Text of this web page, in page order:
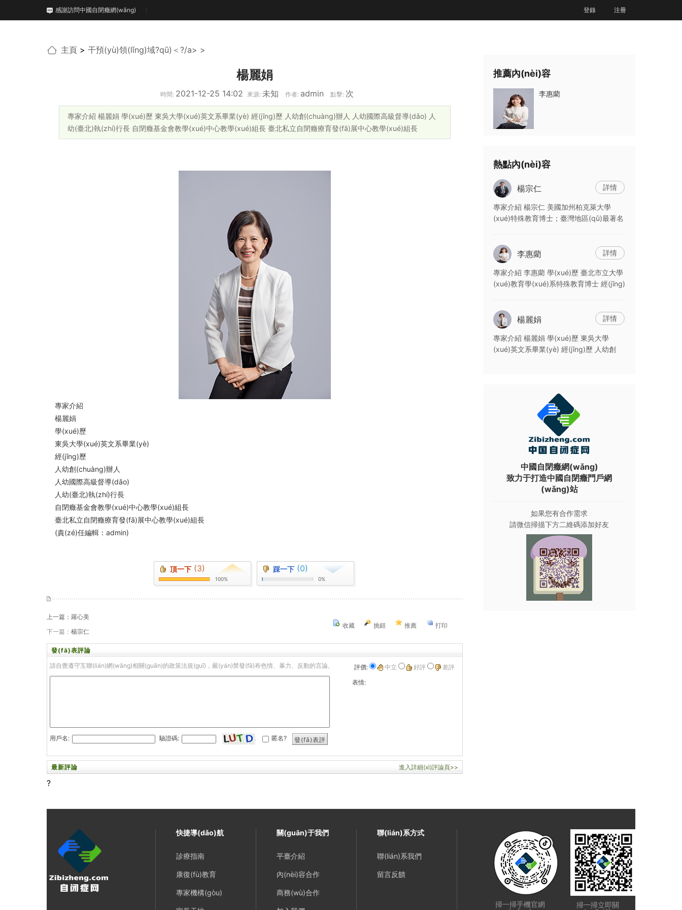
感謝訪問中國自閉癥網(wǎng) 登錄 注冊
主頁 > 干預(yù)領(lǐng)域?qū)＜?/a> >
楊麗娟
時間: 2021-12-25 14:02 來源: 未知 作者: admin 點擊: 次
專家介紹 楊麗娟 學(xué)歷 東吳大學(xué)英文系畢業(yè) 經(jīng)歷 人幼創(chuàng)辦人 人幼國際高級督導(dǎo) 人
幼(臺北)執(zhí)行長 自閉癥基金會教學(xué)中心教學(xué)組長 臺北私立自閉癥療育發(fā)展中心教學(xué)組長
專家介紹
楊麗娟
學(xué)歷
東吳大學(xué)英文系畢業(yè)
經(jīng)歷
人幼創(chuàng)辦人
人幼國際高級督導(dǎo)
人幼(臺北)執(zhí)行長
自閉癥基金會教學(xué)中心教學(xué)組長
臺北私立自閉癥療育發(fā)展中心教學(xué)組長
(責(zé)任編輯：admin)
頂一下 (3)
100%
踩一下 (0)
0%
上一篇： 羅心美
下一篇： 楊宗仁
收藏 挑錯 推薦 打印
發(fā)表評論
請自覺遵守互聯(lián)網(wǎng)相關(guān)的政策法規(guī)，嚴(yán)禁發(fā)布色情、暴力、反動的言論。
評價: 中立 好評
差評
表情:
用戶名: 驗證碼: 匿名?
發(fā)表評
最新評論
進入詳細(xì)評論頁>>
推薦內(nèi)容
李惠藺
熱點內(nèi)容
楊宗仁 詳情
專家介紹 楊宗仁 美國加州柏克萊大學
(xué)特殊教育博士；臺灣地區(qū)最著名
習(xí)、心智理論介入和生活文化介入的深
入研究，
李惠藺 詳情
專家介紹 李惠藺 學(xué)歷 臺北市立大學
(xué)教育學(xué)系特殊教育博士 經(jīng)
立教育大學(xué)兼任助理教授 臺北市特
殊教育學(xué)生鑒定
楊麗娟 詳情
專家介紹 楊麗娟 學(xué)歷 東吳大學
(xué)英文系畢業(yè) 經(jīng)歷 人幼創
療育發(fā)展中心教學(xué)組長
專家介紹 羅心美 學(xué)歷臺灣師范大學
(xué)特殊教育研究所碩士班 經(jīng)歷 人
幼(北京)校長 臺北市特殊教育輔導(dǎo)團
臺北市特殊教育評鑒委員 臺北市教育審議
委員會委員 臺北市西區(qū)特教資源中心
中國自閉癥網(wǎng)
致力于打造中國自閉癥門戶網
(wǎng)站
如果您有合作需求
請微信掃描下方二維碼添加好友
?
快捷導(dǎo)航
診療指南
康復(fù)教育
專家機構(gòu)
關(guān)于我們
平臺介紹
內(nèi)容合作
商務(wù)合作
聯(lián)系方式
聯(lián)系我們
留言反饋
掃一掃手機官網
掃一掃立即關